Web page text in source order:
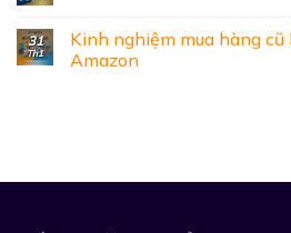
31
Th1
Kinh nghiệm mua hàng
Amazon